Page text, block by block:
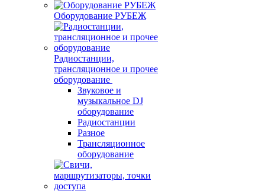
Оборудование РУБЕЖ
Радиостанции,
трансляционное и прочее
оборудование
Звуковое и
музыкальное DJ
оборудование
Радиостанции
Разное
Трансляционное
оборудование